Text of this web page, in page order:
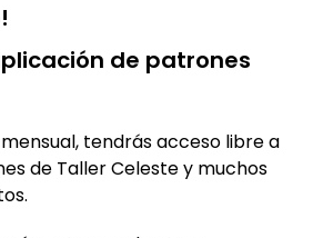
de patrones
tendrás acceso libre a
de Taller Celeste y muchos